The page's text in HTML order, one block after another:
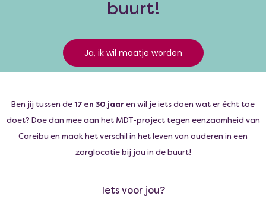
buurt!
Ja, ik wil maatje worden
Ben jij tussen de 17 en 30 jaar en wil je iets doen wat er écht toe
doet? Doe dan mee aan het MDT-project tegen eenzaamheid van
Careibu en maak het verschil in het leven van ouderen in een
zorglocatie bij jou in de buurt!
Iets voor jou?